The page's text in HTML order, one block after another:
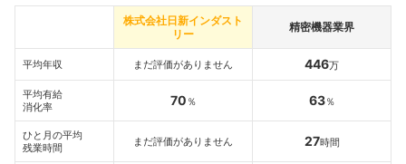
株式会社日新インダスト
リー
精密機器業界
平均年収 まだ評価がありません 446万
平均有給
消化率
70 ％ 63％
ひと月の平均
残業時間
まだ評価がありません 27時間